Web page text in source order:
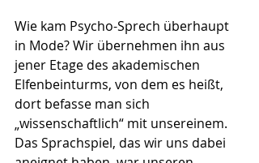
Wie kam Psycho-Sprech überhaupt
in Mode? Wir übernehmen ihn aus
jener Etage des akademischen
Elfenbeinturms, von dem es heißt,
dort befasse man sich
„wissenschaftlich“ mit unsereinem.
Das Sprachspiel, das wir uns dabei